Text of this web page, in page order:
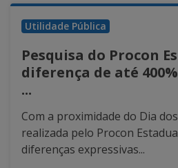
Utilidade Pública
Pesquisa do Procon
diferença de até
...
Com a proximidade do Dia
realizada pelo Procon
diferenças expressivas...